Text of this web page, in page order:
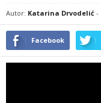
Autor: Katarina Drvodelić -
Facebook